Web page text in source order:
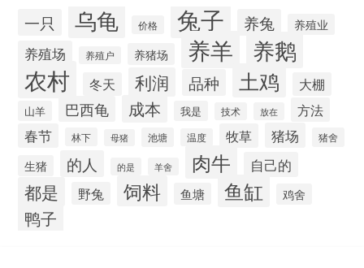
一只 乌龟 价格 兔子 养兔 养殖业
养殖场 养殖户 养猪场 养羊 养鹅
农村 冬天 利润 品种 土鸡 大棚
山羊 巴西龟 成本 我是 技术 放在
方法
春节
林下 母猪 池塘 温度 牧草 猪场 猪舍
生猪 的人 的是 羊舍 肉牛 自己的
都是 野兔 饲料 鱼塘 鱼缸 鸡舍
鸭子